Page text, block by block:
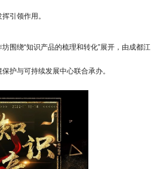
引领作用。
围绕“知识产品的梳理和转化”展开，由成都江
护与可持续发展中心联合承办。